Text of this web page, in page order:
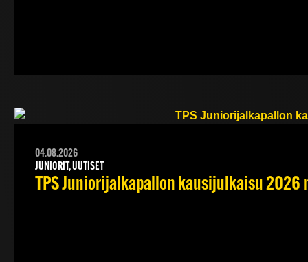
04.08.2026
JUNIORIT, UUTISET
TPS Juniorijalkapallon kausijulkaisu 2026